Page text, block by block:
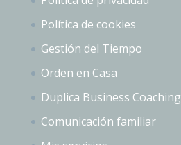
Política de cookies
Gestión del Tiempo
Orden en Casa
Duplica Business Coaching
Comunicación familiar